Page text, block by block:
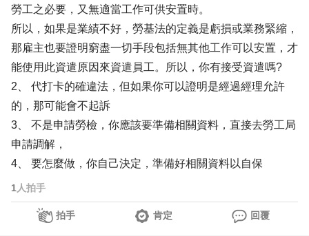
勞工之必要，又無適當工作可供安置時。
所以，如果是業績不好，勞基法的定義是虧損或業務緊縮，
那雇主也要證明窮盡一切手段包括無其他工作可以安置，才
能使用此資遣原因來資遣員工。所以，你有接受資遣嗎?
2、 代打卡的確違法，但如果你可以證明是經過經理允許
的，那可能會不起訴
3、 不是申請勞檢，你應該要準備相關資料，直接去勞工局
申請調解，
4、 要怎麼做，你自己決定，準備好相關資料以自保
1 人拍手
拍手 肯定 回覆